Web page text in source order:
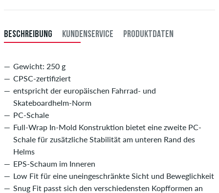
BESCHREIBUNG KUNDENSERVICE PRODUKTDATEN
Gewicht: 250 g
CPSC-zertifiziert
entspricht der europäischen Fahrrad- und
Skateboardhelm-Norm
PC-Schale
Full-Wrap In-Mold Konstruktion bietet eine zweite PC-
Schale für zusätzliche Stabilität am unteren Rand des
Helms
EPS-Schaum im Inneren
Low Fit für eine uneingeschränkte Sicht und Beweglichkeit
Snug Fit passt sich den verschiedensten Kopfformen an